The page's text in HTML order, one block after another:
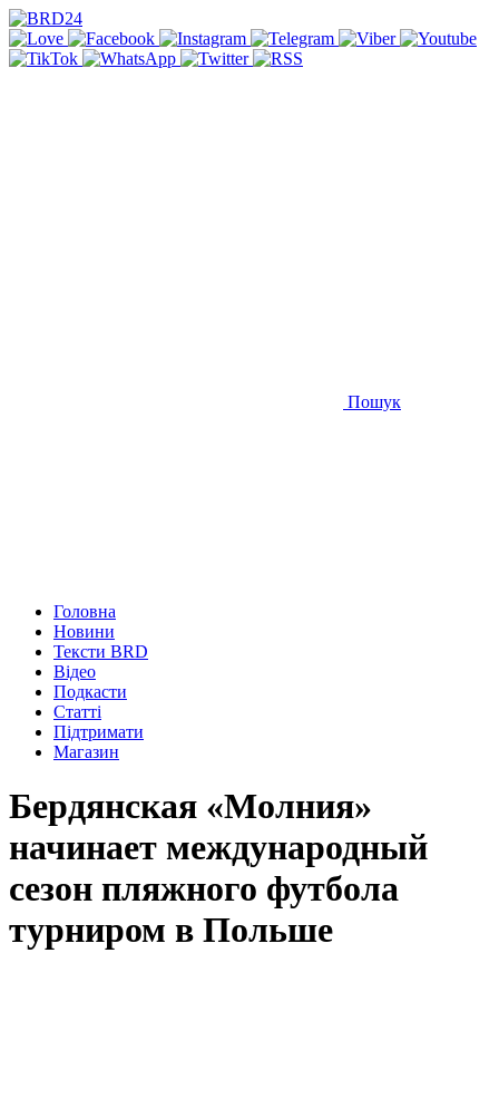
Пошук
Головна
Новини
Тексти BRD
Відео
Подкасти
Статті
Підтримати
Магазин
Бердянская «Молния»
начинает международный
сезон пляжного футбола
турниром в Польше